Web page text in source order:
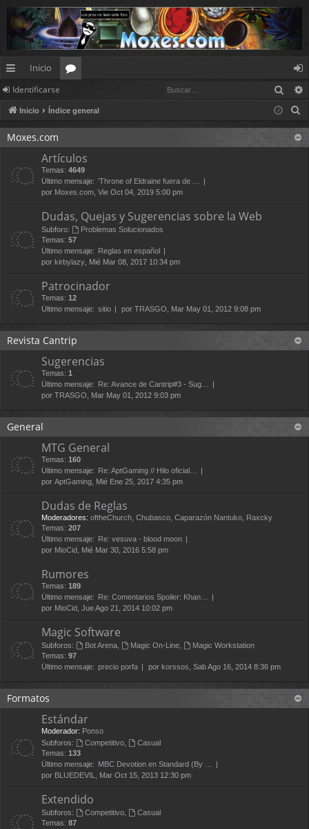
nl
ac
es
pi
d
Inicio
os
de
nt
ifi
e
Identificarse
Inicio Índice general
Moxes.com
Artículos
Temas: 4649
Último mensaje: 'Throne of Eldraine fuera de …
por Moxes.com, Vie Oct 04, 2019 5:00 pm
Dudas, Quejas y Sugerencias sobre la Web
Subforo:
Problemas Solucionados
Temas: 57
Último mensaje:
Reglas en español
por kirbylazy, Mié Mar 08, 2017 10:34 pm
Patrocinador
Temas: 12
Último mensaje: sitio por TRASGO, Mar May 01, 2012 9:08 pm
Revista Cantrip
Sugerencias
Temas: 1
Último mensaje:
Re: Avance de Cantrip#3 - Sug…
por TRASGO, Mar May 01, 2012 9:03 pm
General
MTG General
Temas: 160
Último mensaje:
Re: AptGaming // Hilo oficial…
por AptGaming, Mié Ene 25, 2017 4:35 pm
Dudas de Reglas
Moderadores: oftheChurch, Chubasco, Caparazón Nantuko, Raxcky
Temas: 207
Último mensaje:
Re: vesuva - blood moon
por MioCid, Mié Mar 30, 2016 5:58 pm
Rumores
Temas: 189
Último mensaje:
Re: Comentarios Spoiler: Khan…
por MioCid, Jue Ago 21, 2014 10:02 pm
Magic Software
Subforos: Bot Arena, Magic On-Line,
Magic Workstation
Temas: 97
Último mensaje: precio porfa por korssos, Sab Ago 16, 2014 8:36 pm
Formatos
Estándar
Moderador: Ponso
Subforos:
Competitivo,
Casual
Temas: 133
Último mensaje:
MBC Devotion en Standard (By …
por BLUEDEVIL, Mar Oct 15, 2013 12:30 pm
Extendido
Subforos: Competitivo,
Casual
Temas: 87